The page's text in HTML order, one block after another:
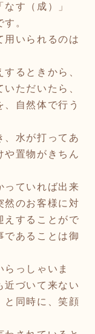
す（成）」
。
いられるのは
るときから、
ただいたら、
自然体で行う
水が打ってあ
や置物がきちん
ていれば出来
然のお客様に対
えすることがで
であることは御
っしゃいま
近づいて来ない
と同時に、笑顔